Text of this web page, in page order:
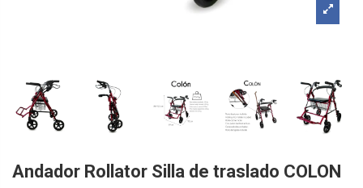
Andador Rollator Silla de traslado COLON